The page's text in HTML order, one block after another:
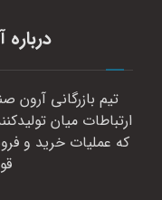
تیم بازرگانی
ارتباطات میان
که عملیات خرید و